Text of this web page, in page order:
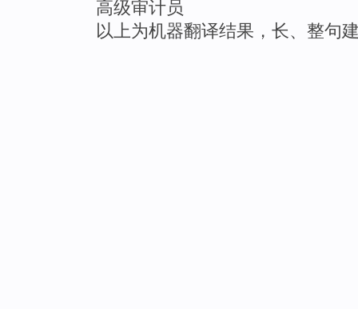
高级审计员
以上为机器翻译结果，长、整句